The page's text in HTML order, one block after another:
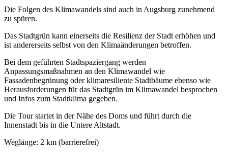
Die Folgen des Klimawandels sind auch in Augsburg zunehmend
zu spüren.
Das Stadtgrün kann einerseits die Resilienz der Stadt erhöhen und
ist andererseits selbst von den Klimaänderungen betroffen.
Bei dem geführten Stadtspaziergang werden
Anpassungsmaßnahmen an den Klimawandel wie
Fassadenbegrünung oder klimaresiliente Stadtbäume ebenso wie
Herausforderungen für das Stadtgrün im Klimawandel besprochen
und Infos zum Stadtklima gegeben.
Die Tour startet in der Nähe des Doms und führt durch die
Innenstadt bis in die Untere Altstadt.
Weglänge: 2 km (barrierefrei)